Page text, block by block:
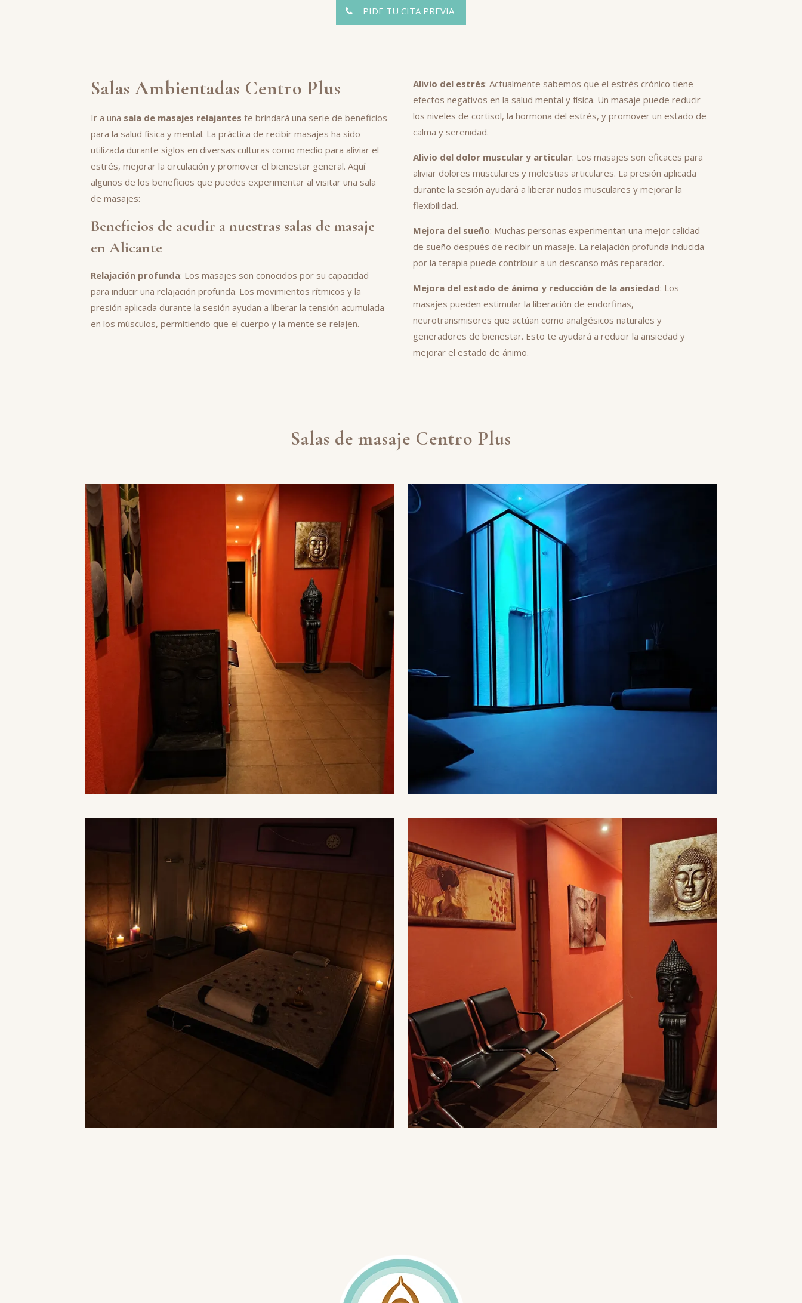
PIDE TU CITA PREVIA
Salas Ambientadas Centro Plus
Ir a una sala de masajes relajantes te brindará una serie de beneficios
para la salud física y mental. La práctica de recibir masajes ha sido
utilizada durante siglos en diversas culturas como medio para aliviar el
estrés, mejorar la circulación y promover el bienestar general. Aquí
algunos de los beneficios que puedes experimentar al visitar una sala
de masajes:
Beneficios de acudir a nuestras salas de masaje
en Alicante
Relajación profunda: Los masajes son conocidos por su capacidad
para inducir una relajación profunda. Los movimientos rítmicos y la
presión aplicada durante la sesión ayudan a liberar la tensión acumulada
en los músculos, permitiendo que el cuerpo y la mente se relajen.
Alivio del estrés: Actualmente sabemos que el estrés crónico tiene
efectos negativos en la salud mental y física. Un masaje puede reducir
los niveles de cortisol, la hormona del estrés, y promover un estado de
calma y serenidad.
Alivio del dolor muscular y articular: Los masajes son eficaces para
aliviar dolores musculares y molestias articulares. La presión aplicada
durante la sesión ayudará a liberar nudos musculares y mejorar la
flexibilidad.
Mejora del sueño: Muchas personas experimentan una mejor calidad
de sueño después de recibir un masaje. La relajación profunda inducida
por la terapia puede contribuir a un descanso más reparador.
Mejora del estado de ánimo y reducción de la ansiedad: Los
masajes pueden estimular la liberación de endorfinas,
neurotransmisores que actúan como analgésicos naturales y
generadores de bienestar. Esto te ayudará a reducir la ansiedad y
mejorar el estado de ánimo.
Salas de masaje Centro Plus